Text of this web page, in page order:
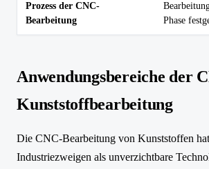
Prozess der CNC-
Bearbeitung
Phase
Anwendungsbereiche der
Kunststoffbearbeitung
Die CNC-Bearbeitung von Kunststoffen
Industriezweigen als unverzichtbare